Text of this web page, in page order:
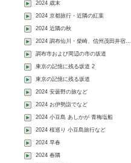
2024 歳末
2024 京都旅行・近隣の紅葉
2024 近隣の秋
2024 調布仙川・柴崎、信州茂田井宿...
調布市および周辺の市の坂道
東京の記憶に残る坂道 2
東京の記憶に残る坂道
2024 安曇野の旅など
2024 お伊勢詣でなど
2024 小豆島 あしかが 青梅塩船
2024 桜巡り 小豆島旅行など
2024 早春
2024 春隣